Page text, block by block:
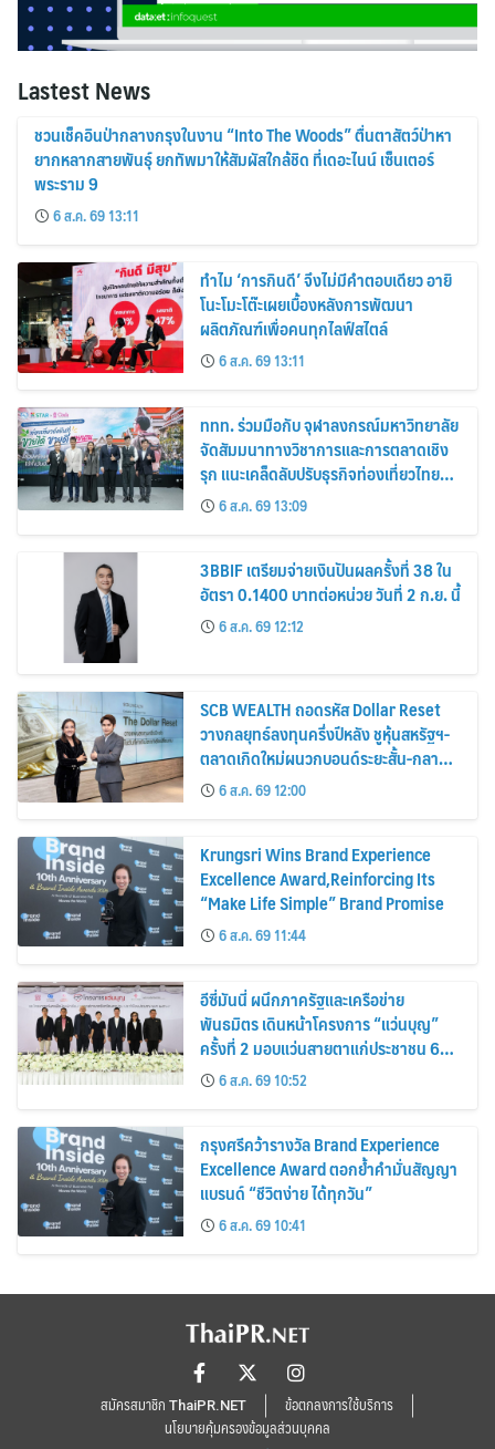
Lastest News
ชวนเช็คอินป่ากลางกรุงในงาน “Into The Woods” ตื่นตาสัตว์ป่าหา
ยากหลากสายพันธุ์ ยกทัพมาให้สัมผัสใกล้ชิด ที่เดอะไนน์ เซ็นเตอร์
พระราม 9
6 ส.ค. 69 13:11
ทำไม ‘การกินดี’ จึงไม่มีคำตอบเดียว อายิ
โนะโมะโต๊ะเผยเบื้องหลังการพัฒนา
ผลิตภัณฑ์เพื่อคนทุกไลฟ์สไตล์
6 ส.ค. 69 13:11
ททท. ร่วมมือกับ จุฬาลงกรณ์มหาวิทยาลัย
จัดสัมมนาทางวิชาการและการตลาดเชิง
รุก แนะเคล็ดลับปรับธุรกิจท่องเที่ยวไทย
“ขายได้ ขายดี ขายนาน”
6 ส.ค. 69 13:09
3BBIF เตรียมจ่ายเงินปันผลครั้งที่ 38 ใน
อัตรา 0.1400 บาทต่อหน่วย วันที่ 2 ก.ย. นี้
6 ส.ค. 69 12:12
SCB WEALTH ถอดรหัส Dollar Reset
วางกลยุทธ์ลงทุนครึ่งปีหลัง ชูหุ้นสหรัฐฯ-
ตลาดเกิดใหม่ผนวกบอนด์ระยะสั้น-กลาง
เสริมพอร์ตแกร่ง
6 ส.ค. 69 12:00
Krungsri Wins Brand Experience
Excellence Award,Reinforcing Its
“Make Life Simple” Brand Promise
6 ส.ค. 69 11:44
อีซี่มันนี่ ผนึกภาครัฐและเครือข่าย
พันธมิตร เดินหน้าโครงการ “แว่นบุญ”
ครั้งที่ 2 มอบแว่นสายตาแก่ประชาชน 600
คน ขยายโอกาสการมองเห็นสู่ชุมชนไทย
6 ส.ค. 69 10:52
กรุงศรีคว้ารางวัล Brand Experience
Excellence Award ตอกย้ำคำมั่นสัญญา
แบรนด์ “ชีวิตง่าย ได้ทุกวัน”
6 ส.ค. 69 10:41
สมัครสมาชิก ThaiPR.NET
ข้อตกลงการใช้บริการ
นโยบายคุ้มครองข้อมูลส่วนบุคคล